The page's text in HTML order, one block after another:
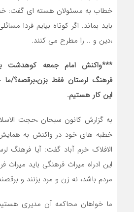
خطاب به مسئولان هسته ای گفت:
باید بماند. اگر کوتاه بیایم فردا
،دین و .. را مطرح می کنند.
***واکنش امام جمعه کوهدشت به
فرهنگ لرستان فقط بزن،برقصه؟/
این کار هستیم.
به گزارش کانون سبحان ،حجت
خطبه های خود در واکنش به همایش
الافلاک خرم آباد گفت: آیا فرهنگ
این ادراه میراث فرهنگی باید
مردم باشد، نه زن و مرد بزنند و
ما خواهان محاکمه آن مدیری